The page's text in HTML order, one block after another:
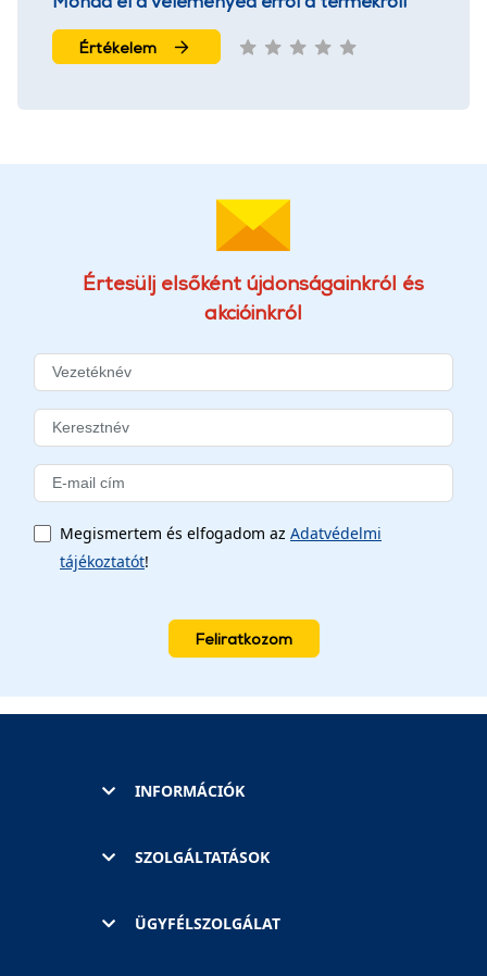
Értékelem
Értesülj elsőként újdonságainkról és
akcióinkról
Megismertem és elfogadom az Adatvédelmi
tájékoztatót!
Feliratkozom
INFORMÁCIÓK
SZOLGÁLTATÁSOK
ÜGYFÉLSZOLGÁLAT